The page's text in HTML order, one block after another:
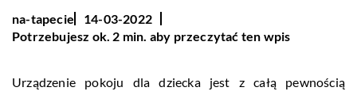
na-tapecie
14-03-2022
Potrzebujesz ok. 2 min. aby przeczytać ten wpis
Urządzenie pokoju dla dziecka jest z całą pewnością